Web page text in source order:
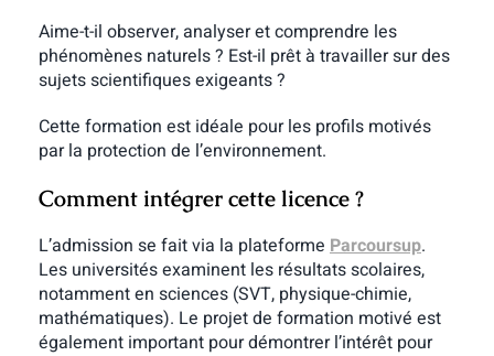
Aime-t-il observer, analyser et comprendre les
phénomènes naturels ? Est-il prêt à travailler sur des
sujets scientifiques exigeants ?
Cette formation est idéale pour les profils motivés
par la protection de l’environnement.
Comment intégrer cette licence ?
L’admission se fait via la plateforme Parcoursup.
Les universités examinent les résultats scolaires,
notamment en sciences (SVT, physique-chimie,
mathématiques). Le projet de formation motivé est
également important pour démontrer l’intérêt pour